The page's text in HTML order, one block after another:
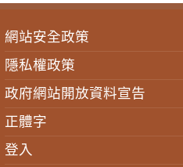
網站安全政策
隱私權政策
政府網站開放資料宣告
正體字
登入